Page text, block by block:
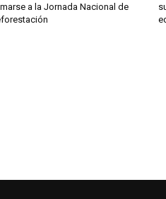
a la Jornada Nacional de